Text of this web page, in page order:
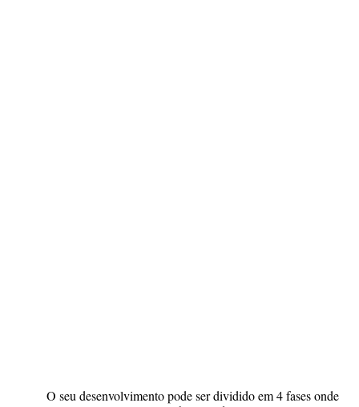
O seu desenvolvimento pode ser dividido em 4 fases onde